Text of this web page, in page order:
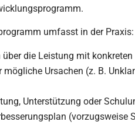
umfasst in der Praxis:
die Leistung mit konkreten
Ursachen (z. B.
Unterstützung oder
(vorzugsweise